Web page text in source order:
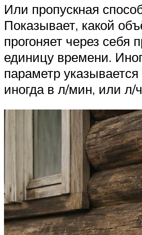
Или пропускная
Показывает, какой
прогоняет через себя
единицу времени.
параметр
иногда в л/мин, или л/